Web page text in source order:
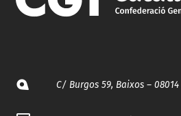
C/ Burgos 59, Baixos –